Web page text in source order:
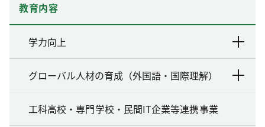
教育内容
学力向上
グローバル人材の育成（外国語・国際理解）
工科高校・専門学校・民間IT企業等連携事業